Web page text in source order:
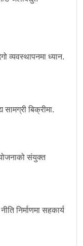
व्यवस्थापनमा ध्यान.
सामग्री बिक्रीमा.
संयुक्त
निर्माणमा सहकार्य